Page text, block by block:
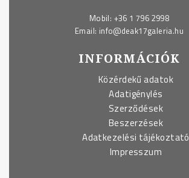
Mobil: +36 1 796 2998
Email: info@deak17galeria.hu
INFORMÁCIÓK
Közérdekű adatok
Adatigénylés
Szerződések
Beszerzések
Adatkezelési tájékoztató
Impresszum